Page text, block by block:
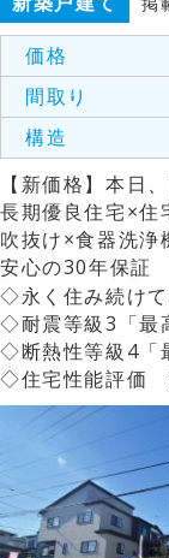
価格
間取り
構造
【新価格】本日
長期優良住宅×住
吹抜け×食器洗浄
安心の30年保証
◇永く住み続け
◇耐震等級3「最
◇断熱性等級4「
◇住宅性能評価